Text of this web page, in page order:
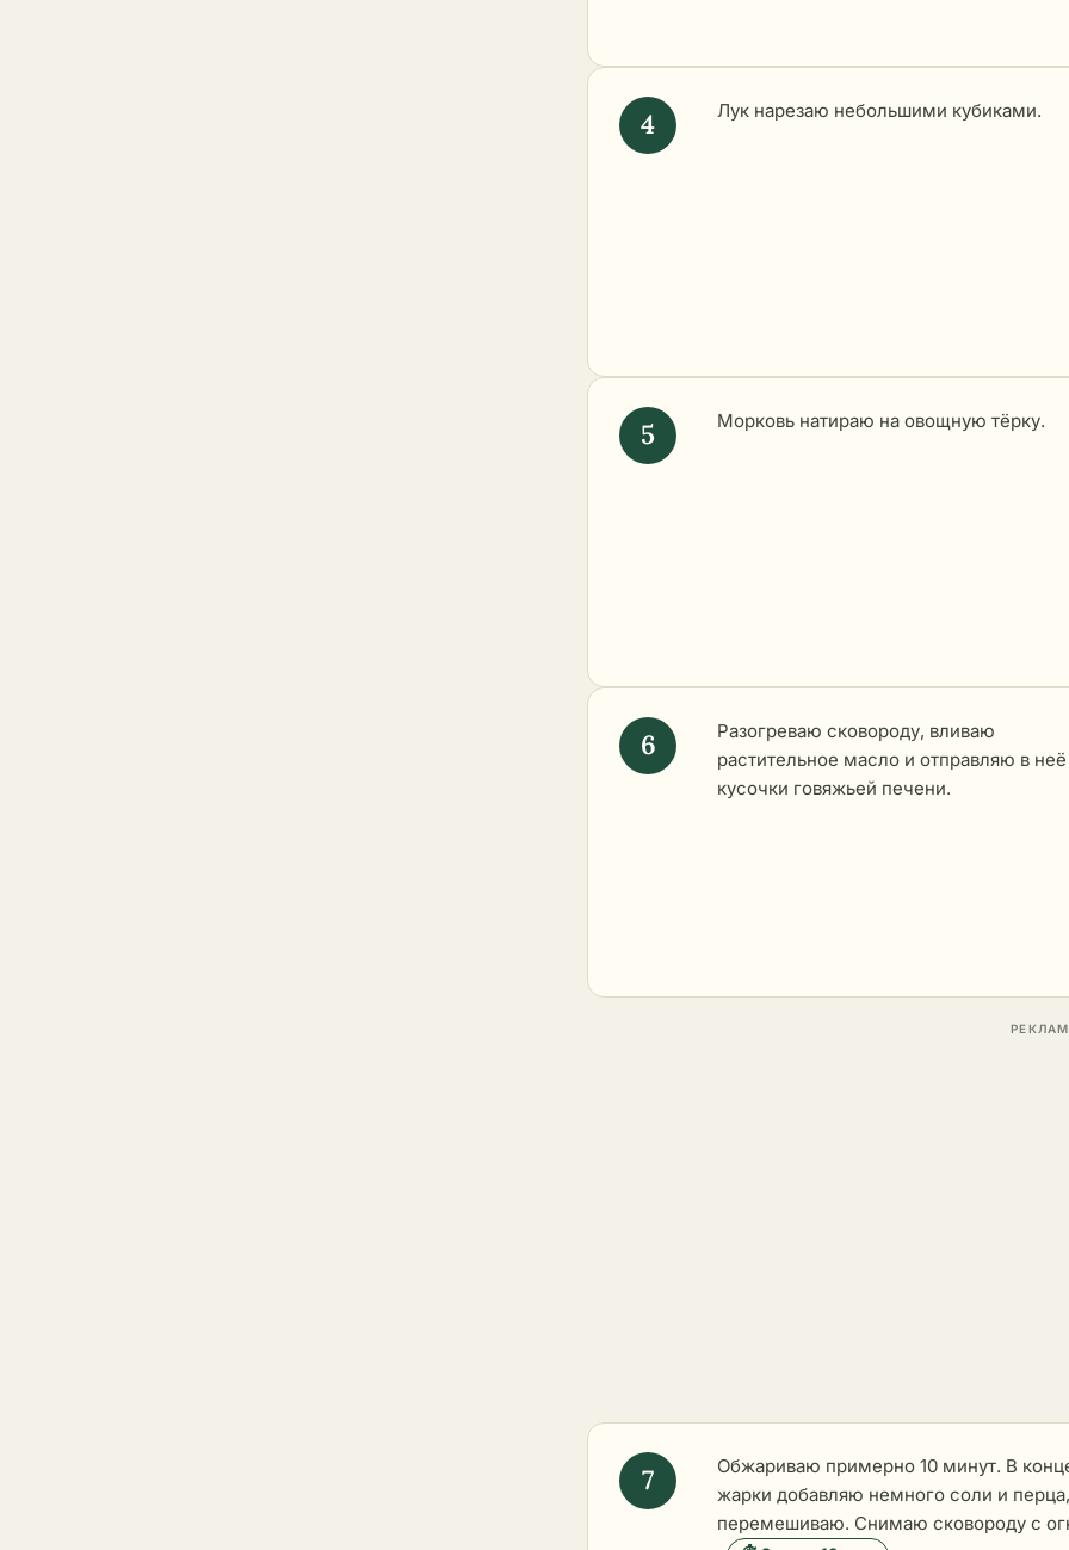
Лук нарезаю небольшими кубиками.
Морковь натираю на овощную тёрку.
Разогреваю сковороду, вливаю
растительное масло и отправляю в неё
кусочки говяжьей печени.
Обжариваю примерно 10 минут. В
жарки добавляю немного соли и
перемешиваю. Снимаю сковороду с